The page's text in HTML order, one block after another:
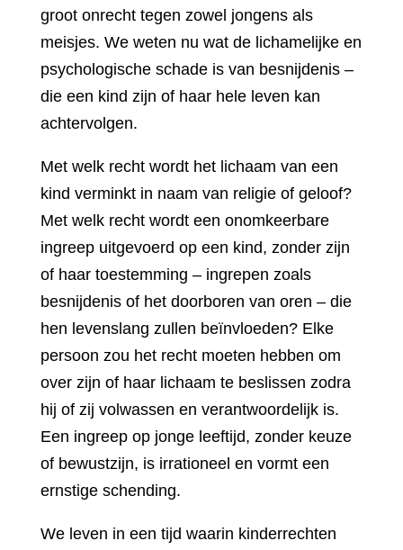
groot onrecht tegen zowel jongens als
meisjes. We weten nu wat de lichamelijke en
psychologische schade is van besnijdenis –
die een kind zijn of haar hele leven kan
achtervolgen.
Met welk recht wordt het lichaam van een
kind verminkt in naam van religie of geloof?
Met welk recht wordt een onomkeerbare
ingreep uitgevoerd op een kind, zonder zijn
of haar toestemming – ingrepen zoals
besnijdenis of het doorboren van oren – die
hen levenslang zullen beïnvloeden? Elke
persoon zou het recht moeten hebben om
over zijn of haar lichaam te beslissen zodra
hij of zij volwassen en verantwoordelijk is.
Een ingreep op jonge leeftijd, zonder keuze
of bewustzijn, is irrationeel en vormt een
ernstige schending.
We leven in een tijd waarin kinderrechten